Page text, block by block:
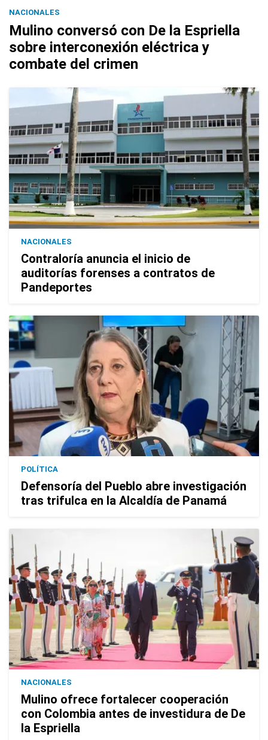
NACIONALES
Mulino conversó con De la Espriella
sobre interconexión eléctrica y
combate del crimen
NACIONALES
Contraloría anuncia el inicio de
auditorías forenses a contratos de
Pandeportes
POLÍTICA
Defensoría del Pueblo abre investigación
tras trifulca en la Alcaldía de Panamá
NACIONALES
Mulino ofrece fortalecer cooperación
con Colombia antes de investidura de De
la Espriella